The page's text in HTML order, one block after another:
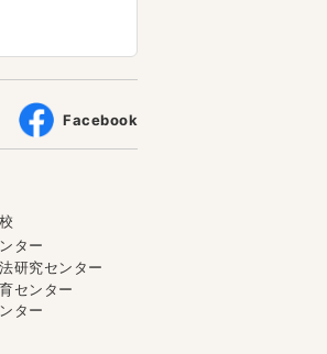
Facebook
ター
研究センター
センター
ター